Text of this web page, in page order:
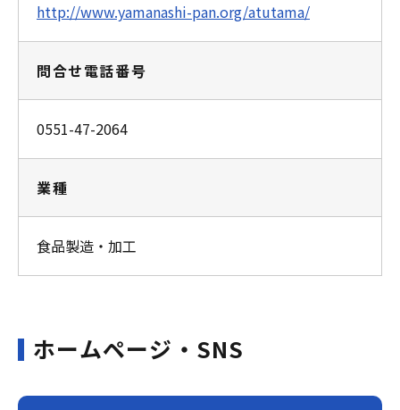
http://www.yamanashi-pan.org/atutama/
問合せ電話番号
0551-47-2064
業種
食品製造・加工
ホームページ・SNS